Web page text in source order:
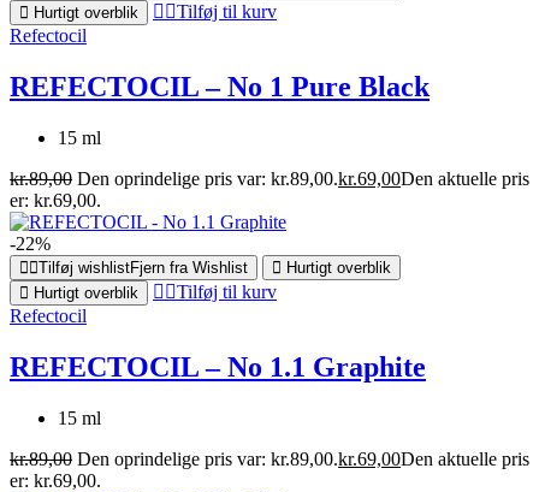
Hurtigt overblik
Tilføj til kurv
Refectocil
REFECTOCIL – No 1 Pure Black
15 ml
kr.89,00 Den oprindelige pris var: kr.89,00.kr.69,00Den aktuelle pris
er: kr.69,00.
-22%
Tilføj wishlistFjern fra Wishlist
Hurtigt overblik
Hurtigt overblik
Tilføj til kurv
Refectocil
REFECTOCIL – No 1.1 Graphite
15 ml
kr.89,00 Den oprindelige pris var: kr.89,00.kr.69,00Den aktuelle pris
er: kr.69,00.